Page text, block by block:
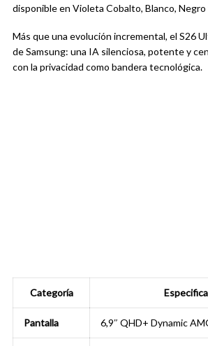
disponible en Violeta Cobalto, Blanco, Negro
Más que una evolución incremental, el S26
de Samsung: una IA silenciosa, potente y
con la privacidad como bandera tecnológica.
Categoría
Pantalla 6,9″ QHD+ Dynamic